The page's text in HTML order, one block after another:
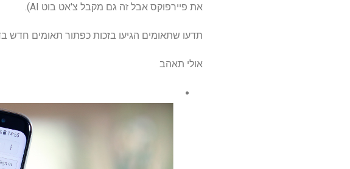
את פיירפוקס אבל זה גם מקבל צ'אט בוט AI).
תדעו שתאומים הגיעו בזכות כפתור תאומים חדש
אולי תאהב